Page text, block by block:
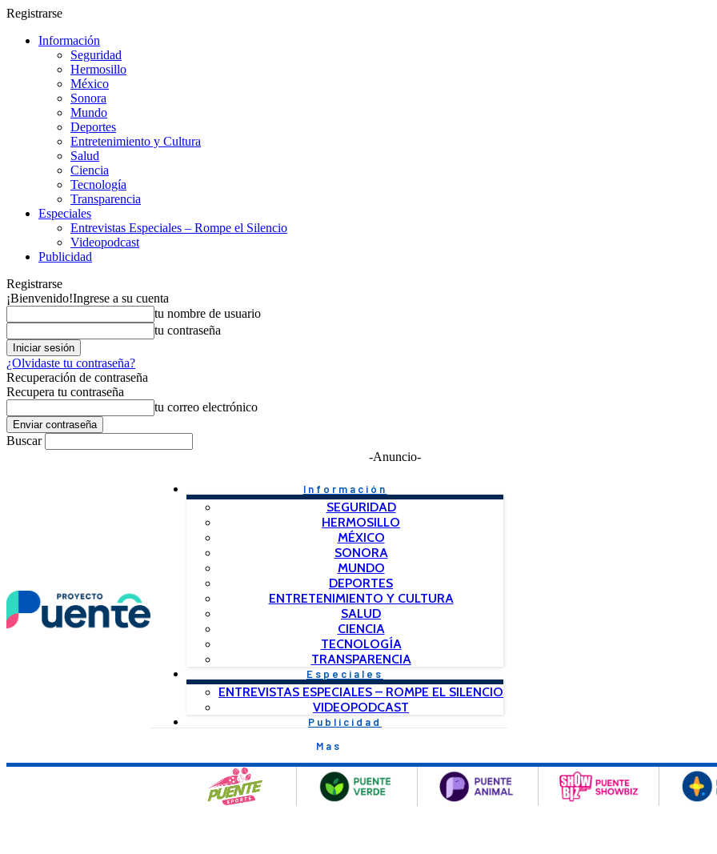
Registrarse
Información
Seguridad
Hermosillo
México
Sonora
Mundo
Deportes
Entretenimiento y Cultura
Salud
Ciencia
Tecnología
Transparencia
Especiales
Entrevistas Especiales – Rompe el Silencio
Videopodcast
Publicidad
Registrarse
¡Bienvenido!Ingrese a su cuenta
tu nombre de usuario
tu contraseña
¿Olvidaste tu contraseña?
Recuperación de contraseña
Recupera tu contraseña
tu correo electrónico
Buscar
-Anuncio-
Información
SEGURIDAD
HERMOSILLO
MÉXICO
SONORA
MUNDO
DEPORTES
ENTRETENIMIENTO Y CULTURA
SALUD
CIENCIA
TECNOLOGÍA
TRANSPARENCIA
Especiales
ENTREVISTAS ESPECIALES – ROMPE EL SILENCIO
VIDEOPODCAST
Publicidad
Mas